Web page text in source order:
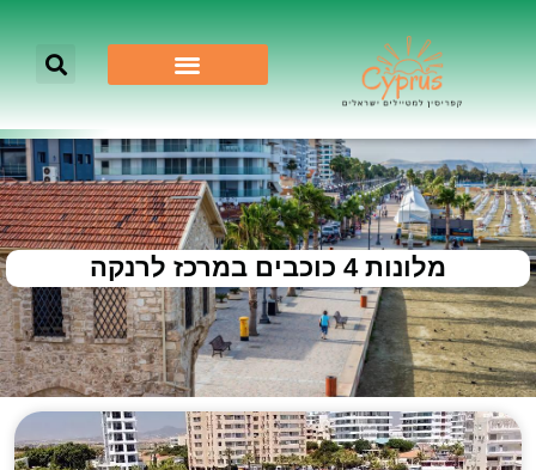
מלונות 4 כוכבים במרכז לרנקה